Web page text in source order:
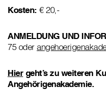
Kosten: € 20,-
ANMELDUNG UND
75 oder
Hiergeht’s zu weiteren
Angehörigenakademie.